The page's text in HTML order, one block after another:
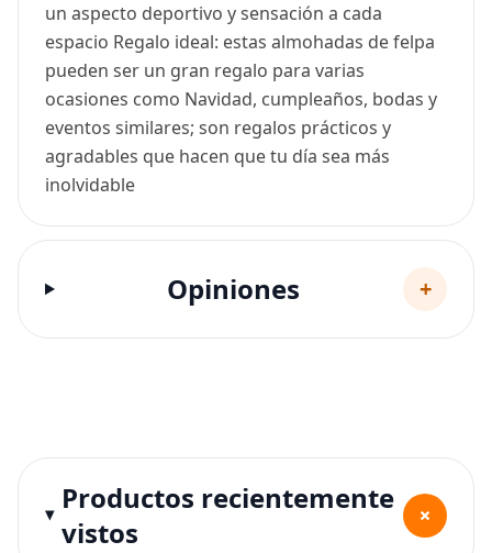
un aspecto deportivo y sensación a cada
espacio Regalo ideal: estas almohadas de felpa
pueden ser un gran regalo para varias
ocasiones como Navidad, cumpleaños, bodas y
eventos similares; son regalos prácticos y
agradables que hacen que tu día sea más
inolvidable
Opiniones +
Productos recientemente
vistos
+